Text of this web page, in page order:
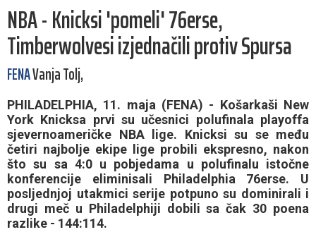
NBA - Knicksi 'pomeli' 76erse,
Timberwolvesi izjednačili protiv Spursa
FENAVanja Tolj,
PHILADELPHIA, 11. maja (FENA) - Košarkaši New
York Knicksa prvi su učesnici polufinala playoffa
sjevernoameričke NBA lige. Knicksi su se među
četiri najbolje ekipe lige probili ekspresno, nakon
što su sa 4:0 u pobjedama u polufinalu istočne
konferencije eliminisali Philadelphia 76erse. U
posljednjoj utakmici serije potpuno su dominirali i
drugi meč u Philadelphiji dobili sa čak 30 poena
razlike - 144:114.